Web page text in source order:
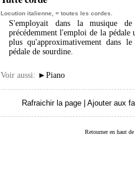
Locution italienne, = toutes les cordes.
S'employait dans la musique
précédemment l'emploi de la
plus qu'approximativement dans
pédale de sourdine.
Voir aussi: ► Piano
Rafraichir la page Ajouter aux
Retourner en haut de